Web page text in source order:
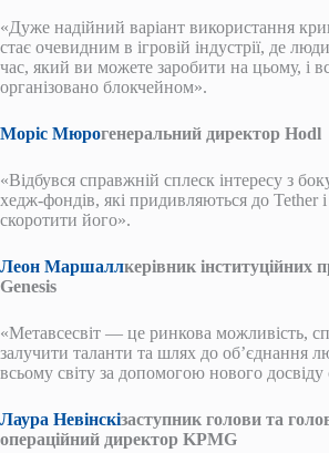
«Дуже надійний варіант використання
стає очевидним в ігровій індустрії, де
час, який ви можете заробити на цьому, і
організовано блокчейном».
Моріс Мюрогенеральний директор Hodl
«Відбувся справжній сплеск інтересу з
хедж-фондів, які придивляються до Tether
скоротити його».
Леон Маршаллкерівник інституційних
Genesis
«Метавсесвіт — це ринкова можливість,
залучити таланти та шлях до об’єднання
всьому світу за допомогою нового досвіду
Лаура Невінскізаступник голови та
операційний директор KPMG